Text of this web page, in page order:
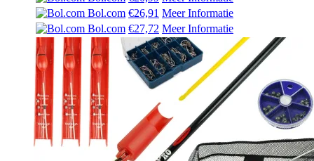
was:
€ 22,49.€ 20,99.
Bol.com €26,91 Meer Informatie
Bol.com €27,72 Meer Informatie